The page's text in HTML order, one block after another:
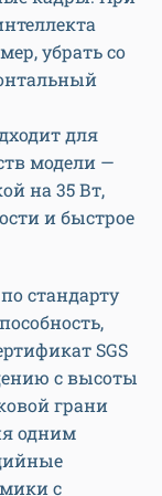
убрать со
для
модели —
на 35 Вт,
и быстрое
стандарту
SGS
с высоты
грани
одним
с